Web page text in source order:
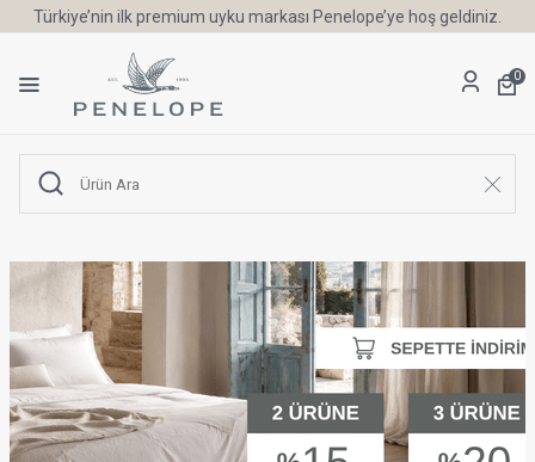
Türkiye’nin ilk premium uyku markası Penelope’ye hoş geldiniz.
0